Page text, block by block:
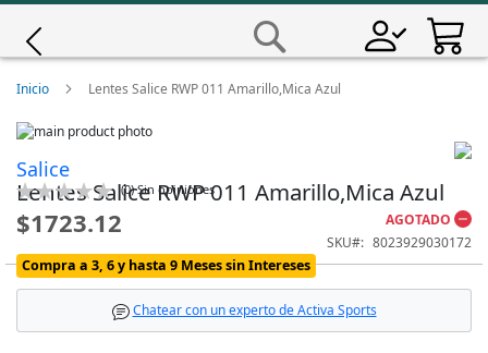
Saltar
Contenido
Inicio Lentes Salice RWP 011 Amarillo,Mica Azul
Skip
the
end
the
gallery
to
the
of
images
gallery
Salice
Lentes Salice RWP 011 Amarillo,Mica Azul
Calificación:
0
100
(0)Sin opiniones
$1723.12
AGOTADO
SKU
8023929030172
Compra a 3, 6 y hasta 9 Meses sin Intereses
Chatear con un experto de Activa Sports
Giro
Iscali
Magene